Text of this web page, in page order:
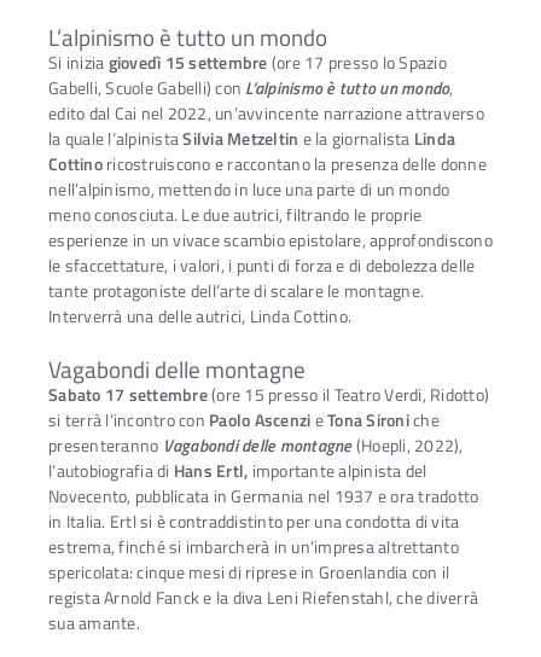
L’alpinismo è tutto un mondo
Si iniziagiovedì 15 settembre(ore 17 presso lo Spazio
Gabelli, Scuole Gabelli) con L’alpinismo è tutto un mondo,
edito dal Cai nel 2022, un’avvincente narrazione attraverso
la quale l’alpinistaSilvia Metzeltin e la giornalista Linda
Cottinoricostruiscono e raccontano la presenza delle donne
nell’alpinismo, mettendo in luce una parte di un mondo
meno conosciuta. Le due autrici, filtrando le proprie
esperienze in un vivace scambio epistolare, approfondiscono
le sfaccettature, i valori, i punti di forza e di debolezza delle
tante protagoniste dell’arte di scalare le montagne.
Interverrà una delle autrici, Linda Cottino.
Vagabondi delle montagne
Sabato 17 settembre(ore 15 presso il Teatro Verdi, Ridotto)
si terrà l’incontro con Paolo AscenzieTona Sironiche
presenteranno Vagabondi delle montagne(Hoepli, 2022),
l’autobiografia di Hans Ertl, importante alpinista del
Novecento, pubblicata in Germania nel 1937 e ora tradotto
in Italia. Ertl si è contraddistinto per una condotta di vita
estrema, finché si imbarcherà in un’impresa altrettanto
spericolata: cinque mesi di riprese in Groenlandia con il
regista Arnold Fanck e la diva Leni Riefenstahl, che diverrà
sua amante.